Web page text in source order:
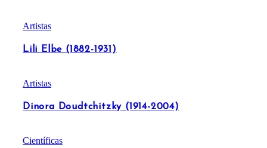
Artistas
Lili Elbe (1882-1931)
Artistas
Dinora Doudtchitzky (1914-2004)
Científicas